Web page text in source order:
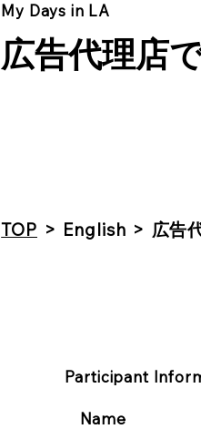
My Days in LA
広告代理店
TOP > English > 広告
Participant
Name